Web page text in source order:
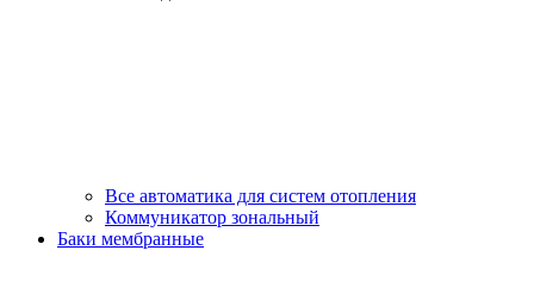
Все автоматика для систем отопления
Коммуникатор зональный
Баки мембранные